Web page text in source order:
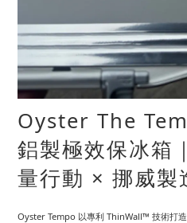
Oyster The
鋁製極效保冰箱
量行動 × 挪威製
Oyster Tempo 以專利 ThinWall™ 技術打